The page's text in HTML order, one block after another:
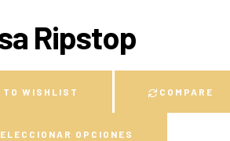
Ripstop
TO WISHLIST COMPARE
OPCIONES